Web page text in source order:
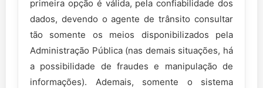
primeira opção é válida, pela confiabilidade dos
dados, devendo o agente de trânsito consultar
tão somente os meios disponibilizados pela
Administração Pública (nas demais situações, há
a possibilidade de fraudes e manipulação de
informações). Ademais, somente o sistema